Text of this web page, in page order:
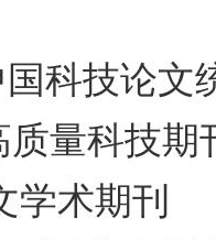
国科技论文
量科技期
学术期刊